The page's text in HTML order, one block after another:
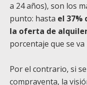
a 24 años), son los
punto: hasta el 37%
la oferta de
porcentaje que se
Por el contrario, si
compraventa, la